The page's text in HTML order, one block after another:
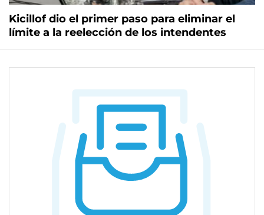
Kicillof dio el primer paso para eliminar el
límite a la reelección de los intendentes